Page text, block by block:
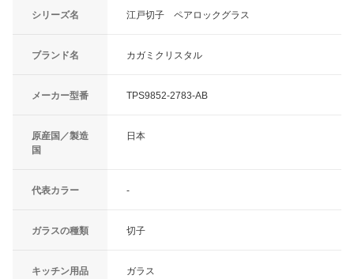
シリーズ名 江戸切子 ペアロックグラス
ブランド名 カガミクリスタル
メーカー型番 TPS9852-2783-AB
原産国／製造
国
日本
代表カラー -
ガラスの種類 切子
キッチン用品
ガラス